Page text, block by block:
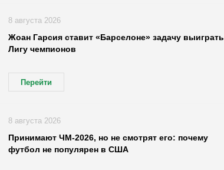
Жоан Гарсия ставит «Барселоне» задачу выиграть
Лигу чемпионов
Перейти
8 августа 2026
Принимают ЧМ-2026, но не смотрят его: почему
футбол не популярен в США
8 августа 2026